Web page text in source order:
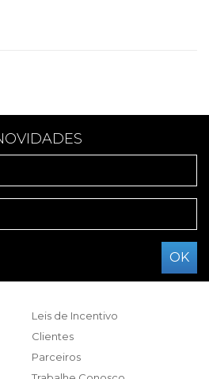
Leis de Incentivo
Clientes
Parceiros